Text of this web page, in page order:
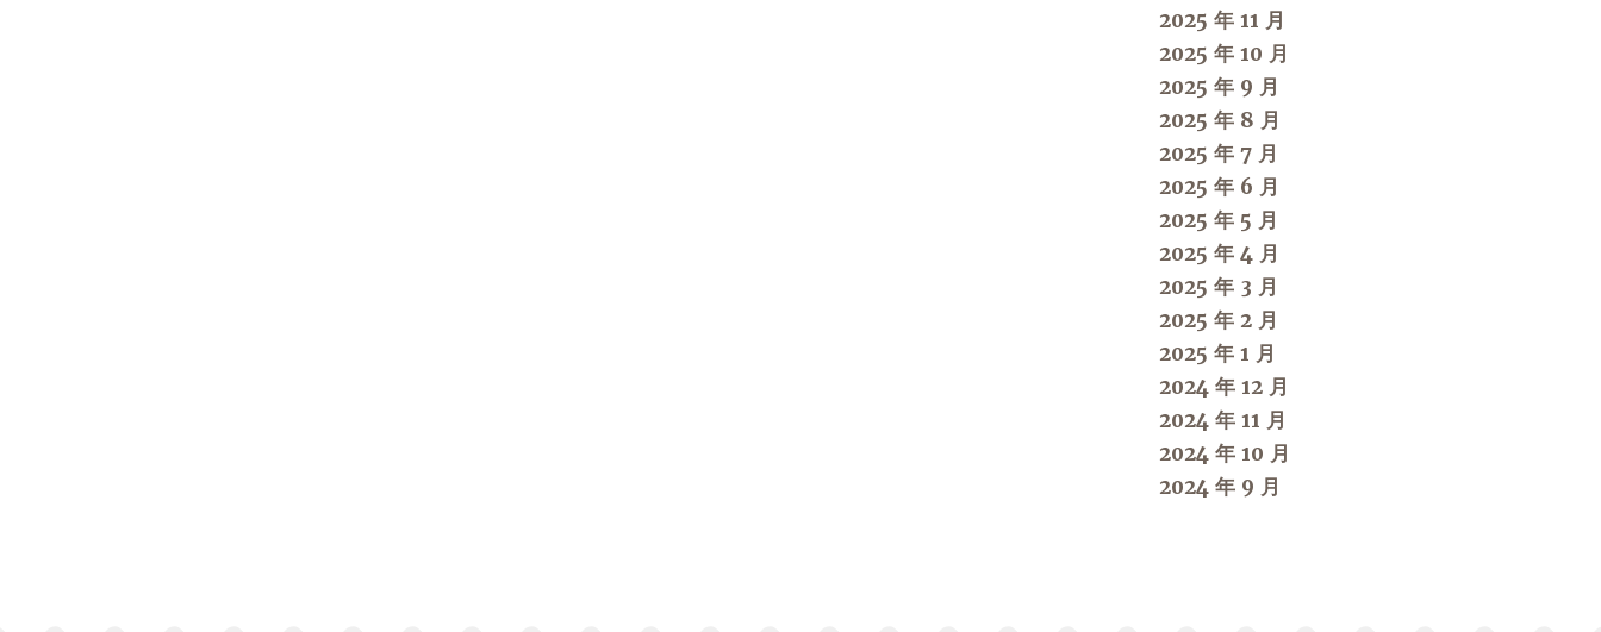
2025 年 11 月
2025 年 10 月
2025 年 9 月
2025 年 8 月
2025 年 7 月
2025 年 6 月
2025 年 5 月
2025 年 4 月
2025 年 3 月
2025 年 2 月
2025 年 1 月
2024 年 12 月
2024 年 11 月
2024 年 10 月
2024 年 9 月